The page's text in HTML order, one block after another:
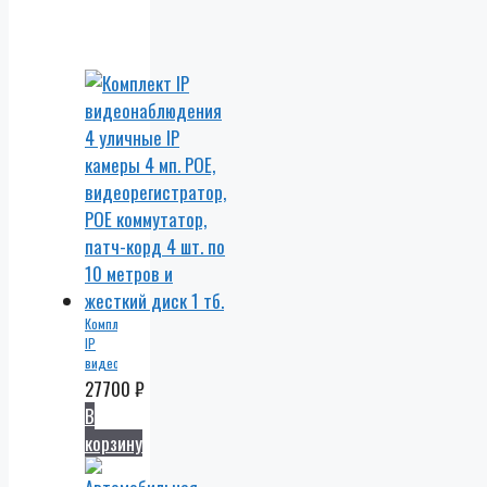
Комплект
IP
видеонаблюдения
4
уличные
IP
камеры
4 мп.
POE,
27700 ₽
В
корзину